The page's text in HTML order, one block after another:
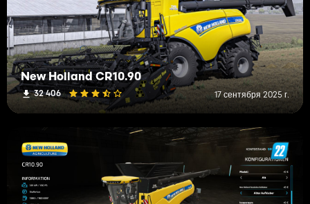
New Holland CR10.90
32 406 17 сентября 2025 г.